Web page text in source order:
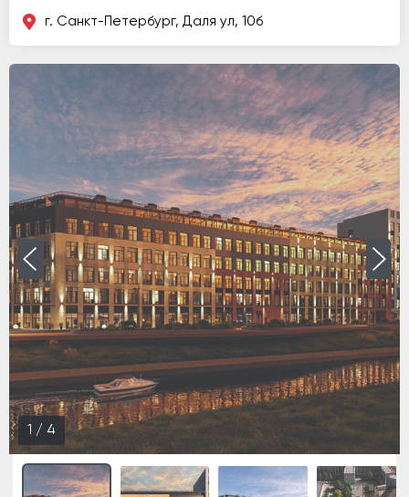
г. Санкт-Петербург, Даля ул, 10б
2 /4